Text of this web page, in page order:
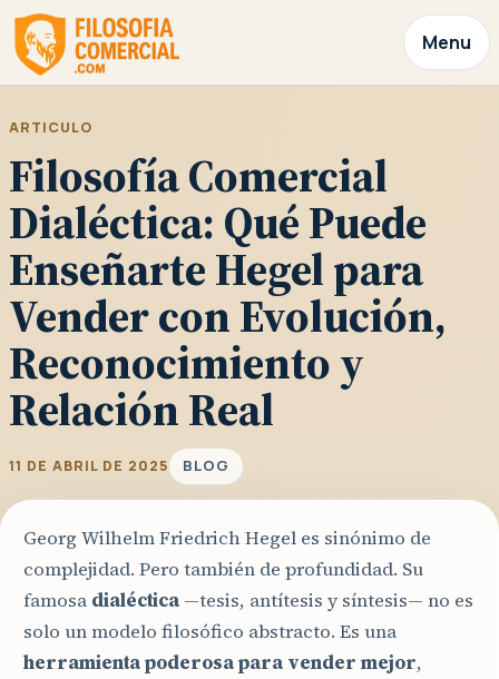
Menu
ARTICULO
Filosofía Comercial
Dialéctica: Qué Puede
Enseñarte Hegel para
Vender con Evolución,
Reconocimiento y
Relación Real
11 DE ABRIL DE 2025 BLOG
Georg Wilhelm Friedrich Hegel es sinónimo de
complejidad. Pero también de profundidad. Su
famosa dialéctica —tesis, antítesis y síntesis— no es
solo un modelo filosófico abstracto. Es una
herramienta poderosa para vender mejor,